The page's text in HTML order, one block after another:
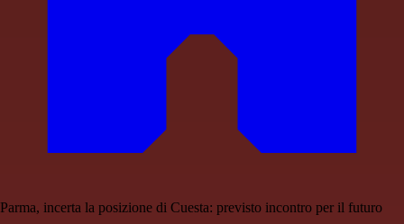
Parma, incerta la posizione di Cuesta: previsto incontro per il futuro